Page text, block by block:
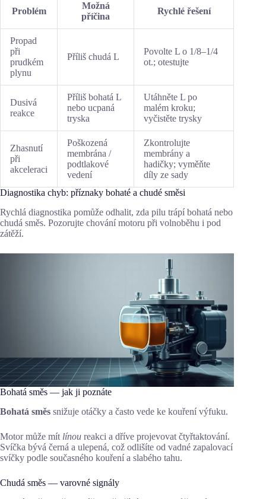
Problém
Možná
příčina
Rychlé řešení
Propad
při
prudkém
plynu
Příliš chudá L
Povolte L o 1/8–1/4
ot.; otestujte
Dusivá
reakce
Příliš bohatá L
nebo ucpaná
tryska
Utáhněte L po
malém kroku;
vyčistěte trysky
Zhasnutí
při
akceleraci
Poškozená
membrána /
podtlakové
vedení
Zkontrolujte
membrány a
hadičky; vyměňte
díly ze sady
Diagnostika chyb: příznaky bohaté a chudé směsi
Rychlá diagnostika pomůže odhalit, zda pilu trápí bohatá nebo
chudá směs. Pozorujte chování motoru při volnoběhu i pod
zátěží.
Bohatá směs — jak ji poznáte
Bohatá směs snižuje otáčky a často vede ke kouření výfuku.
Motor může mít línou reakci a dříve projevovat čtyřtaktování.
Svíčka bývá černá a ulepená, což odlišíte od vadné zapalovací
svíčky podle současného kouření a slabého tahu.
Chudá směs — varovné signály